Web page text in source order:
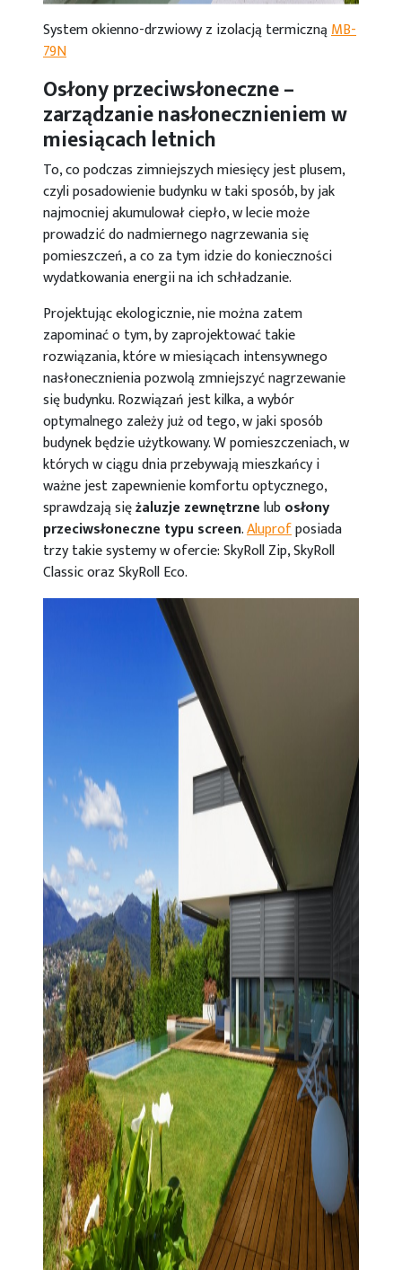
System okienno-drzwiowy z izolacją termicznąMB-
79N
Osłony przeciwsłoneczne –
zarządzanie nasłonecznieniem w
miesiącach letnich
To, co podczas zimniejszych miesięcy jest plusem,
czyli posadowienie budynku w taki sposób, by jak
najmocniej akumulował ciepło, w lecie może
prowadzić do nadmiernego nagrzewania się
pomieszczeń, a co za tym idzie do konieczności
wydatkowania energii na ich schładzanie.
Projektując ekologicznie, nie można zatem
zapominać o tym, by zaprojektować takie
rozwiązania, które w miesiącach intensywnego
nasłonecznienia pozwolą zmniejszyć nagrzewanie
się budynku. Rozwiązań jest kilka, a wybór
optymalnego zależy już od tego, w jaki sposób
budynek będzie użytkowany. W pomieszczeniach, w
których w ciągu dnia przebywają mieszkańcy i
ważne jest zapewnienie komfortu optycznego,
sprawdzają siężaluzje zewnętrznelub osłony
przeciwsłoneczne typu screen.Aluprofposiada
trzy takie systemy w ofercie: SkyRoll Zip, SkyRoll
Classic oraz SkyRoll Eco.